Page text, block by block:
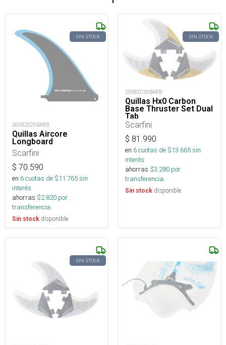
SIN STOCK
26082026BARB
Quillas Aircore
Longboard
Scarfini
$ 70.590
en 6cuotas de $11.765sin
interés
ahorras $2.820 por
transferencia.
Sin stock disponible
SIN STOCK
25982026BARB
Quillas Hx0 Carbon
Base Thruster Set Dual
Tab
Scarfini
$ 81.990
en 6cuotas de $13.665sin
interés
ahorras $3.280 por
transferencia.
Sin stock disponible
SIN STOCK